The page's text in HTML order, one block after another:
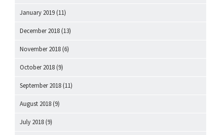
January 2019 (11)
December 2018 (13)
November 2018 (6)
October 2018 (9)
September 2018 (11)
August 2018 (9)
July 2018 (9)